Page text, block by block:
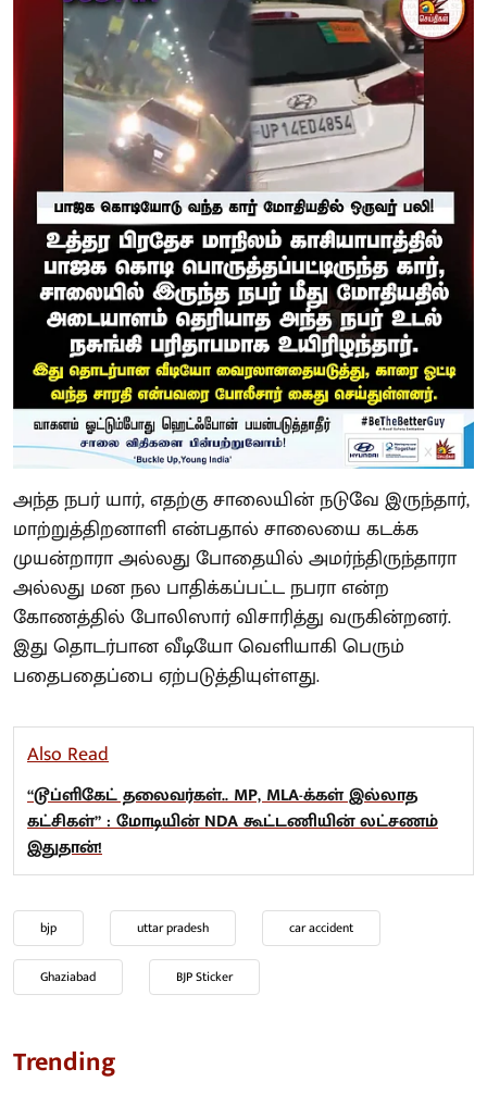
அந்த நபர் யார், எதற்கு சாலையின் நடுவே இருந்தார்,
மாற்றுத்திறனாளி என்பதால் சாலையை கடக்க
முயன்றாரா அல்லது போதையில் அமர்ந்திருந்தாரா
அல்லது மன நல பாதிக்கப்பட்ட நபரா என்ற
கோணத்தில் போலிஸார் விசாரித்து வருகின்றனர்.
இது தொடர்பான வீடியோ வெளியாகி பெரும்
பதைபதைப்பை ஏற்படுத்தியுள்ளது.
Also Read
“டூப்ளிகேட் தலைவர்கள்.. MP, MLA-க்கள் இல்லாத
கட்சிகள்” : மோடியின் NDA கூட்டணியின் லட்சணம்
இதுதான்!
bjp uttar pradesh car accident
Ghaziabad BJP Sticker
Trending